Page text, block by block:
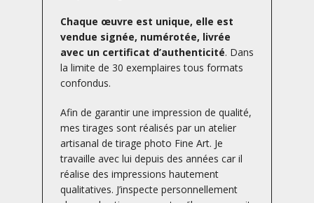
Chaque œuvre est unique, elle est
vendue signée, numérotée, livrée
avec un certificat d’authenticité. Dans
la limite de 30 exemplaires tous formats
confondus.
Afin de garantir une impression de qualité,
mes tirages sont réalisés par un atelier
artisanal de tirage photo Fine Art. Je
travaille avec lui depuis des années car il
réalise des impressions hautement
qualitatives. J’inspecte personnellement